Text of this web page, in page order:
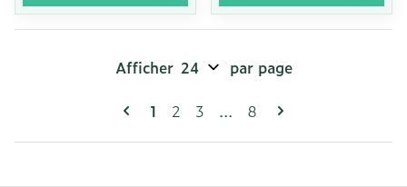
Pages
Vous lisez actuellement la page
1 Page
2 Page
3 ... Page
8
Afficher par page